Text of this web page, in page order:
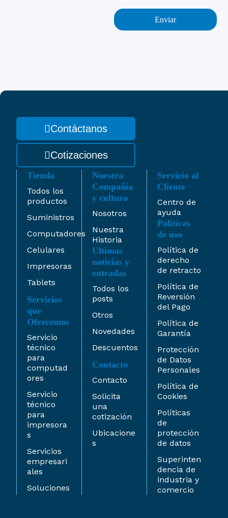
Enviar
Contáctanos
Cotizaciones
Tienda
Todos los
productos
Suministros
Computadores
Celulares
Impresoras
Tablets
Servicios
que
Ofrecemos
Servicio
técnico
para
computad
ores
Servicio
técnico
para
impresora
s
Servicios
empresari
ales
Soluciones
Nuestra
Compañía
y cultura
Nosotros
Nuestra
Historia
Ultimas
noticias y
entradas
Todos los
posts
Otros
Novedades
Descuentos
Contacto
Contacto
Solicita
una
cotización
Ubicacione
s
Servicio al
Cliente
Centro de
ayuda
Politicas
de uso
Política de
derecho
de retracto
Política de
Reversión
del Pago
Política de
Garantía
Protección
de Datos
Personales
Política de
Cookies
Políticas
de
protección
de datos
Superinten
dencia de
industria y
comercio